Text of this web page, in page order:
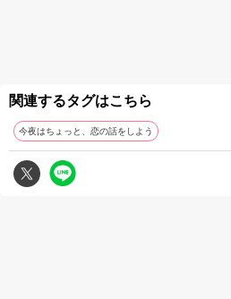
関連するタグはこちら
今夜はちょっと、恋の話をしよう